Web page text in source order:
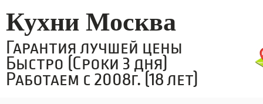
Кухни Москва
Гарантия лучшей цены
Быстро (Сроки 3 дня)
Работаем с 2008г. (18 лет)